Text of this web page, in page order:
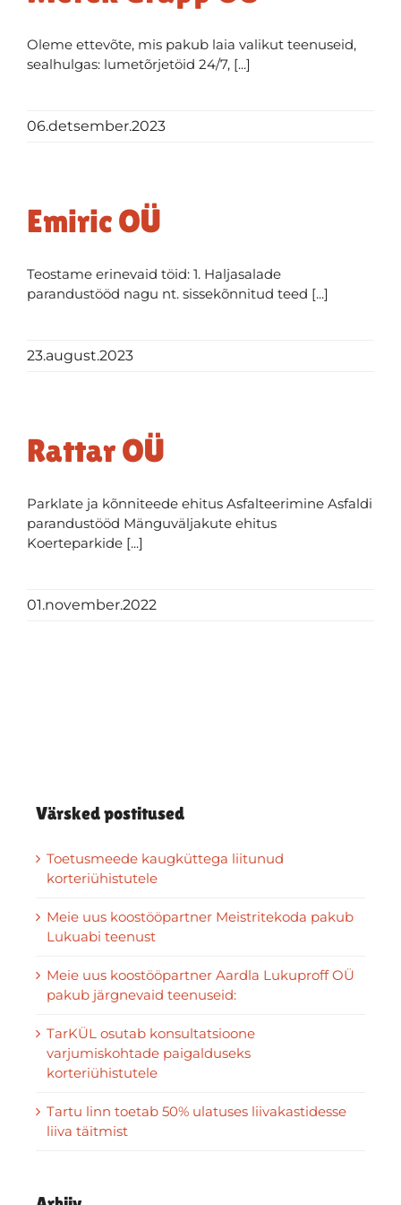
Oleme ettevõte, mis pakub laia valikut teenuseid,
sealhulgas: lumetõrjetöid 24/7, [...]
06.detsember.2023
Emiric OÜ
Teostame erinevaid töid: 1. Haljasalade
parandustööd nagu nt. sissekõnnitud teed [...]
23.august.2023
Rattar OÜ
Parklate ja kõnniteede ehitus Asfalteerimine Asfaldi
parandustööd Mänguväljakute ehitus
Koerteparkide [...]
01.november.2022
Värsked postitused
Toetusmeede kaugküttega liitunud
korteriühistutele
Meie uus koostööpartner Meistritekoda pakub
Lukuabi teenust
Meie uus koostööpartner Aardla Lukuproff OÜ
pakub järgnevaid teenuseid:
TarKÜL osutab konsultatsioone
varjumiskohtade paigalduseks
korteriühistutele
Tartu linn toetab 50% ulatuses liivakastidesse
liiva täitmist